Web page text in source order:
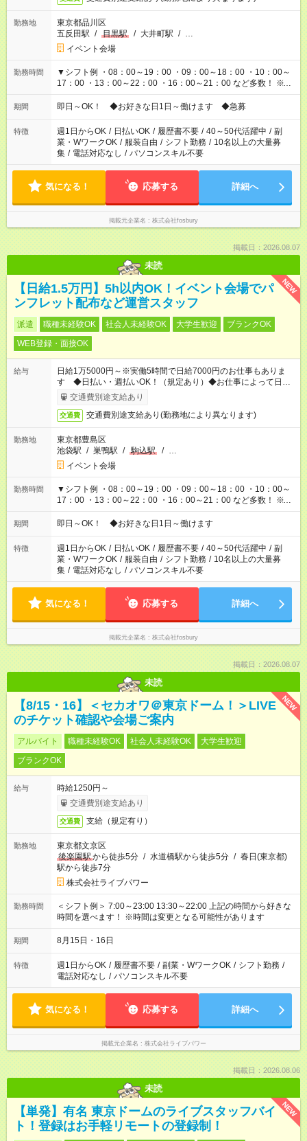
勤務地
東京都品川区
五反田駅 / 目黒駅 / 大井町駅 / …
イベント会場
勤務時間
▼シフト例 ・08：00～19：00 ・09：00～18：00 ・10：00～
17：00 ・13：00～22：00 ・16：00～21：00 など多数！ ※お
仕事により勤務時間が異なります
期間 即日～OK！ ◆お好きな日1日～働けます ◆急募
特徴 週1日からOK / 日払いOK / 履歴書不要 / 40～50代活躍中 / 副
業・WワークOK / 服装自由 / シフト勤務 / 10名以上の大量募
集 / 電話対応なし / パソコンスキル不要
気になる！ 応募する 詳細へ
掲載元企業名 株式会社fosbury
掲載日：2026.08.07
未読
NEW
【日給1.5万円】5h以内OK！イベント会場でパ
ンフレット配布など運営スタッフ
派遣 職種未経験OK 社会人未経験OK 大学生歓迎
ブランクOK
WEB登録・面接OK
給与
日給1万5000円～※実働5時間で日給7000円のお仕事もありま
す ◆日払い・週払いOK！（規定あり）◆お仕事によって日給も
異なります
交通費別途支給あり
交通費 交通費別途支給あり(勤務地により異なります)
勤務地
東京都豊島区
池袋駅 / 巣鴨駅 / 駒込駅 / …
イベント会場
勤務時間
▼シフト例 ・08：00～19：00 ・09：00～18：00 ・10：00～
17：00 ・13：00～22：00 ・16：00～21：00 など多数！ ※お
仕事により勤務時間が異なります
期間 即日～OK！ ◆お好きな日1日～働けます
特徴 週1日からOK / 日払いOK / 履歴書不要 / 40～50代活躍中 / 副
業・WワークOK / 服装自由 / シフト勤務 / 10名以上の大量募
集 / 電話対応なし / パソコンスキル不要
気になる！ 応募する 詳細へ
掲載元企業名 株式会社fosbury
掲載日：2026.08.07
未読
NEW
【8/15・16】＜セカオワ＠東京ドーム！＞LIVE
のチケット確認や会場ご案内
アルバイト 職種未経験OK 社会人未経験OK
大学生歓迎
ブランクOK
給与
時給1250円～
交通費別途支給あり
交通費 支給（規定有り）
勤務地
東京都文京区
後楽園駅から徒歩5分 / 水道橋駅から徒歩5分 / 春日(東京都)
駅から徒歩7分
株式会社ライブパワー
勤務時間
＜シフト例＞ 7:00～23:00 13:30～22:00 上記の時間から好きな
時間を選べます！ ※時間は変更となる可能性があります
期間 8月15日・16日
特徴 週1日からOK / 履歴書不要 / 副業・WワークOK / シフト勤務 /
電話対応なし / パソコンスキル不要
気になる！ 応募する 詳細へ
掲載元企業名 株式会社ライブパワー
掲載日：2026.08.06
未読
NEW
【単発】有名 東京ドームのライブスタッフバイ
ト！登録はお手軽リモートの登録制！